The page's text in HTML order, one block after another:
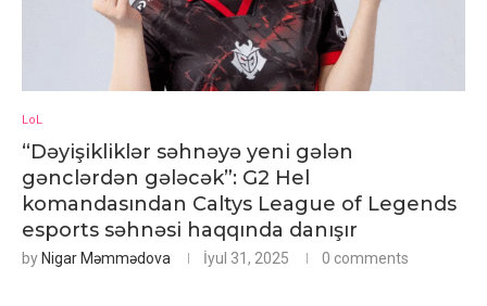
LoL
“Dəyişikliklər səhnəyə yeni gələn
gənclərdən gələcək”: G2 Hel
komandasından Caltys League of Legends
esports səhnəsi haqqında danışır
byNigar Məmmədova İyul 31, 2025 0 comments